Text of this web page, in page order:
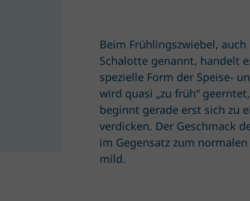
Beim Frühlingszwiebel,
Schalotte genannt, handelt
spezielle Form der Speise-
wird quasi „zu früh“
beginnt gerade erst sich zu
verdicken. Der Geschmack
im Gegensatz zum
mild.